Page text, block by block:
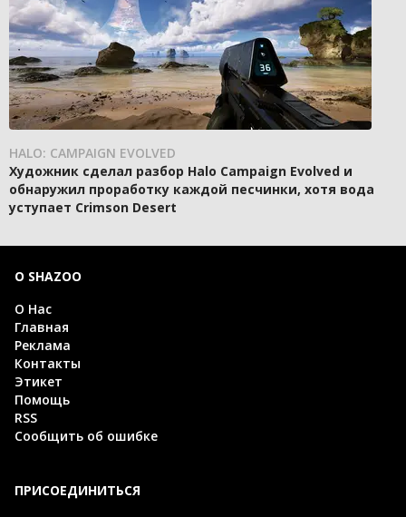
HALO: CAMPAIGN EVOLVED
Художник сделал разбор Halo Campaign Evolved и
обнаружил проработку каждой песчинки, хотя вода
уступает Crimson Desert
О SHAZOO
О Нас
Главная
Реклама
Контакты
Этикет
Помощь
RSS
Сообщить об ошибке
ПРИСОЕДИНИТЬСЯ